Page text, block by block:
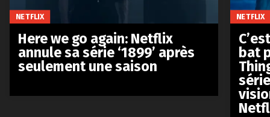
NETFLIX
Here we go again: Netflix
annule sa série ‘1899’ après
seulement une saison
NETFLIX
bat